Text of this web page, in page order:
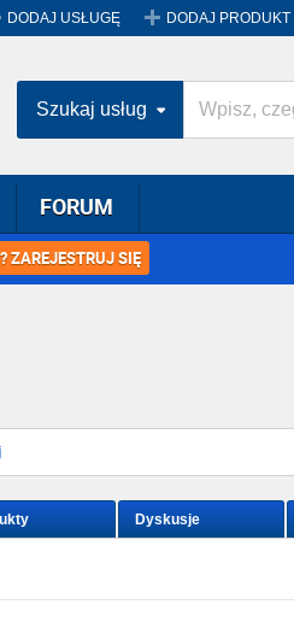
DODAJ USŁUGĘ DODAJ PRODUKT
ZAREJESTRUJ SIĘ
FORUM
Szukaj usług
Dyskusje